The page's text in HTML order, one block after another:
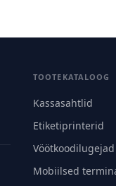
TOOTEKATALOOG
Kassasahtlid
Etiketiprinterid
Vöötkoodilugejad
Mobiilsed